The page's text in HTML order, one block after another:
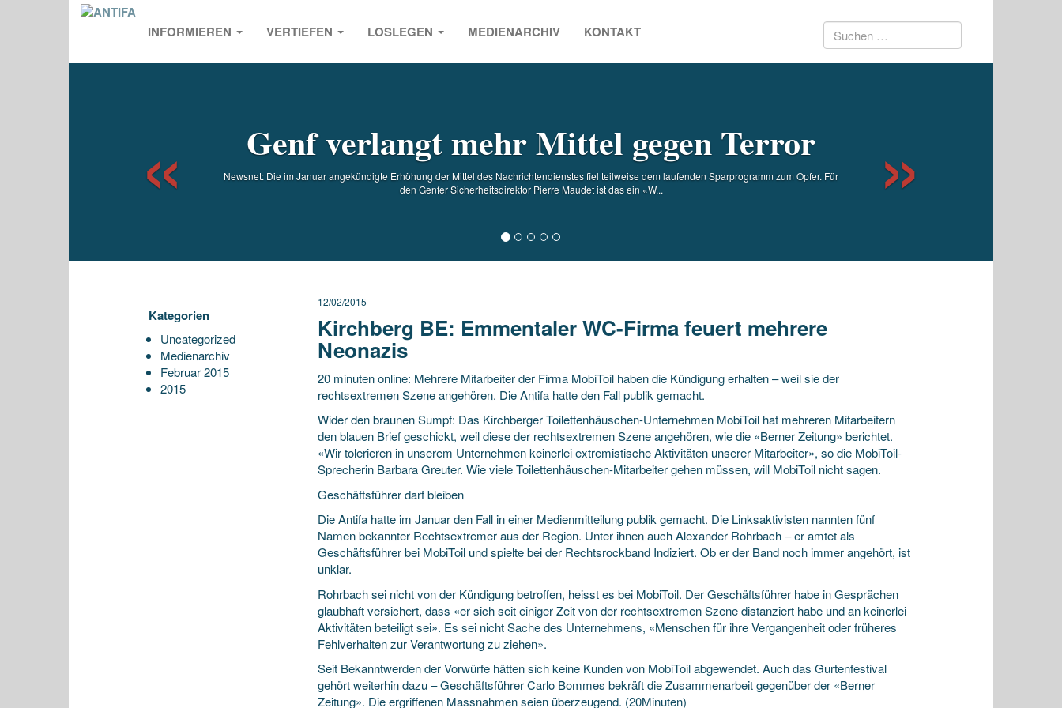
INFORMIEREN VERTIEFEN LOSLEGEN MEDIENARCHIV KONTAKT Suchen
Genf verlangt mehr Mittel gegen Terror
Newsnet: Die im Januar angekündigte Erhöhung der Mittel des Nachrichtendienstes fiel teilweise dem laufenden Sparprogramm zum Opfer. Für
den Genfer Sicherheitsdirektor Pierre Maudet ist das ein «W...
Kategorien
Uncategorized
Medienarchiv
Februar 2015
2015
12/02/2015
Kirchberg BE: Emmentaler WC-Firma feuert mehrere
Neonazis
20 minuten online: Mehrere Mitarbeiter der Firma MobiToil haben die Kündigung erhalten – weil sie der
rechtsextremen Szene angehören. Die Antifa hatte den Fall publik gemacht.
Wider den braunen Sumpf: Das Kirchberger Toilettenhäuschen-Unternehmen MobiToil hat mehreren Mitarbeitern
den blauen Brief geschickt, weil diese der rechtsextremen Szene angehören, wie die «Berner Zeitung» berichtet.
«Wir tolerieren in unserem Unternehmen keinerlei extremistische Aktivitäten unserer Mitarbeiter», so die MobiToil-
Sprecherin Barbara Greuter. Wie viele Toilettenhäuschen-Mitarbeiter gehen müssen, will MobiToil nicht sagen.
Geschäftsführer darf bleiben
Die Antifa hatte im Januar den Fall in einer Medienmitteilung publik gemacht. Die Linksaktivisten nannten fünf
Namen bekannter Rechtsextremer aus der Region. Unter ihnen auch Alexander Rohrbach – er amtet als
Geschäftsführer bei MobiToil und spielte bei der Rechtsrockband Indiziert. Ob er der Band noch immer angehört, ist
unklar.
Rohrbach sei nicht von der Kündigung betroffen, heisst es bei MobiToil. Der Geschäftsführer habe in Gesprächen
glaubhaft versichert, dass «er sich seit einiger Zeit von der rechtsextremen Szene distanziert habe und an keinerlei
Aktivitäten beteiligt sei». Es sei nicht Sache des Unternehmens, «Menschen für ihre Vergangenheit oder früheres
Fehlverhalten zur Verantwortung zu ziehen».
Seit Bekanntwerden der Vorwürfe hätten sich keine Kunden von MobiToil abgewendet. Auch das Gurtenfestival
gehört weiterhin dazu – Geschäftsführer Carlo Bommes bekräft die Zusammenarbeit gegenüber der «Berner
Zeitung». Die ergriffenen Massnahmen seien überzeugend. (20Minuten)